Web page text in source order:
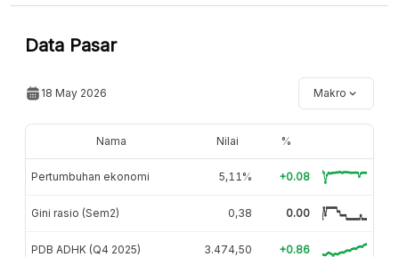
Data Pasar
18 May 2026 Makro
Nama Nilai %
Pertumbuhan ekonomi 5,11% +0.08
Gini rasio (Sem2) 0,38 0.00
PDB ADHK (Q4 2025) 3.474,50 +0.86